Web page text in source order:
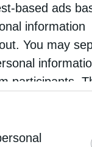
based ads
information
You may
participants.
further